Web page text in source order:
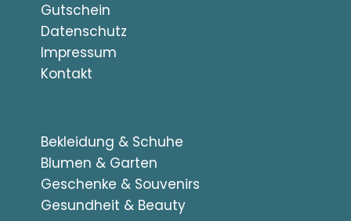
Gutschein
Datenschutz
Impressum
Kontakt
Bekleidung & Schuhe
Blumen & Garten
Geschenke & Souvenirs
Gesundheit & Beauty